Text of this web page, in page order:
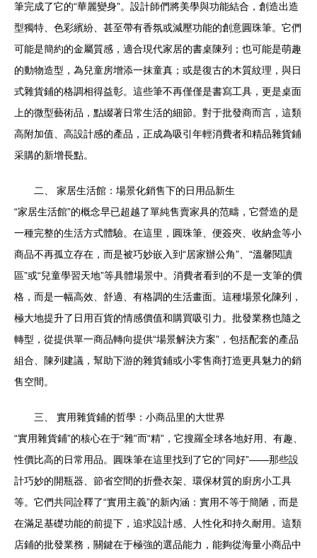
筆完成了它的“華麗變身”。設計師們將美學與功能結合，創造出造
型獨特、色彩繽紛、甚至帶有香氛或減壓功能的創意圓珠筆。它們
可能是簡約的金屬質感，適合現代家居的書桌陳列；也可能是萌趣
的動物造型，為兒童房增添一抹童真；或是復古的木質紋理，與日
式雜貨鋪的格調相得益彰。這些筆不再僅僅是書寫工具，更是桌面
上的微型藝術品，點綴著日常生活的細節。對于批發商而言，這類
高附加值、高設計感的產品，正成為吸引年輕消費者和精品雜貨鋪
采購的新增長點。
二、 家居生活館：場景化銷售下的日用品新生
“家居生活館”的概念早已超越了單純售賣家具的范疇，它營造的是
一種完整的生活方式體驗。在這里，圓珠筆、便簽夾、收納盒等小
商品不再孤立存在，而是被巧妙嵌入到“居家辦公角”、“溫馨閱讀
區”或“兒童學習天地”等具體場景中。消費者看到的不是一支筆的價
格，而是一幅高效、舒適、有格調的生活畫面。這種場景化陳列，
極大地提升了日用百貨的情感價值和購買吸引力。批發業務也隨之
轉型，從提供單一商品轉向提供“場景解決方案”，包括配套的產品
組合、陳列建議，幫助下游的雜貨鋪或小零售商打造更具魅力的銷
售空間。
三、 實用雜貨鋪的哲學：小商品里的大世界
“實用雜貨鋪”的核心在于“雜”而“精”，它搜羅全球各地好用、有趣、
性價比高的日常用品。圓珠筆在這里找到了它的“同好”——那些設
計巧妙的開瓶器、節省空間的折疊衣架、環保材質的廚房小工具
等。它們共同詮釋了“實用主義”的新內涵：實用不等于簡陋，而是
在滿足基礎功能的前提下，追求設計感、人性化和持久耐用。這類
店鋪的批發業務，關鍵在于極強的選品能力，能夠從海量小商品中